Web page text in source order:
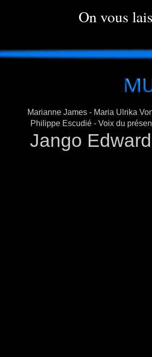
On vous
Marianne James - Maria Ulrika
Philippe Escudié - Voix du
Jango